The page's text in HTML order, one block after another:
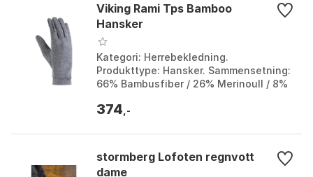
Viking Rami Tps Bamboo
Hansker
Kategori: Herrebekledning.
Produkttype: Hansker. Sammensetning:
66% Bambusfiber / 26% Merinoull / 8%
melange. Størrelse: 5, ...
374 ,-
stormberg Lofoten regnvott
dame